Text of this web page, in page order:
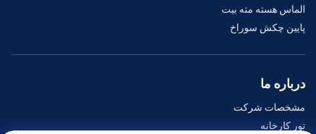
الماس هسته مته بیت
پایین چکش سوراخ
درباره ما
مشخصات شرکت
تور کارخانه